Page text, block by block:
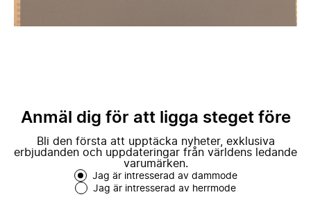
Anmäl dig för att ligga steget före
Bli den första att upptäcka nyheter, exklusiva
erbjudanden och uppdateringar från världens ledande
varumärken.
Jag är intresserad av dammode
Jag är intresserad av herrmode